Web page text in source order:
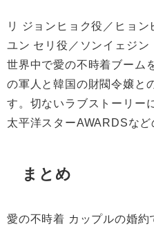
リ ジョンヒョク役／ヒョ
ユン セリ役／ソンイェジ
世界中で愛の不時着ブーム
の軍人と韓国の財閥令嬢と
す。切ないラブストーリー
太平洋スターAWARDSなど
まとめ
愛の不時着 カップルの婚約